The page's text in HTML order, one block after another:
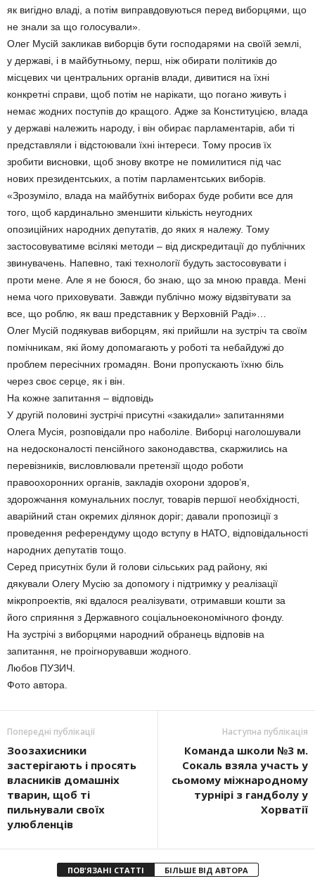
як вигідно владі, а потім виправдовуються перед виборцями, що
не знали за що голосували».
Олег Мусій закликав виборців бути господарями на своїй землі,
у державі, і в майбутньому, перш, ніж обирати політиків до
місцевих чи центральних органів влади, дивитися на їхні
конкретні справи, щоб потім не нарікати, що погано живуть і
немає жодних поступів до кращого. Адже за Конституцією, влада
у державі належить народу, і він обирає парламентарів, аби ті
представляли і відстоювали їхні інтереси. Тому просив їх
зробити висновки, щоб знову вкотре не помилитися під час
нових президентських, а потім парламентських виборів.
«Зрозуміло, влада на майбутніх виборах буде робити все для
того, щоб кардинально зменшити кількість неугодних
опозиційних народних депутатів, до яких я належу. Тому
застосовуватиме всілякі методи – від дискредитації до публічних
звинувачень. Напевно, такі технології будуть застосовувати і
проти мене. Але я не боюся, бо знаю, що за мною правда. Мені
нема чого приховувати. Завжди публічно можу відзвітувати за
все, що роблю, як ваш представник у Верховній Раді»…
Олег Мусій подякував виборцям, які прийшли на зустріч та своїм
помічникам, які йому допомагають у роботі та небайдужі до
проблем пересічних громадян. Вони пропускають їхню біль
через своє серце, як і він.
На кожне запитання – відповідь
У другій половині зустрічі присутні «закидали» запитаннями
Олега Мусія, розповідали про наболіле. Виборці наголошували
на недосконалості пенсійного законодавства, скаржились на
перевізників, висловлювали претензії щодо роботи
правоохоронних органів, закладів охорони здоров’я,
здорожчaння комунальних послуг, товарів першої необхідності,
аварійний стан окремих ділянок доріг; давали пропозиції з
проведення референдуму щодо вступу в НАТО, відповідальності
народних депутатів тощо.
Серед присутніх були й голови сільських рад району, які
дякували Олегу Мусію за допомогу і підтримку у реалізації
мікропроектів, які вдалося реалізувати, отримавши кошти за
його сприяння з Державного соціальноекономічного фонду.
На зустрічі з виборцями народний обранець відповів на
запитання, не проігнорувавши жодного.
Любов ПУЗИЧ.
Фото автора.
Попередні публікації
Зоозахисники
застерігають і просять
власників домашніх
тварин, щоб ті
пильнували своїх
улюбленців
Наступна публікація
Команда школи №3 м.
Сокаль взяла участь у
сьомому міжнародному
турнірі з гандболу у
Хорватії
ПОВ'ЯЗАНІ СТАТТІ БІЛЬШЕ ВІД АВТОРА